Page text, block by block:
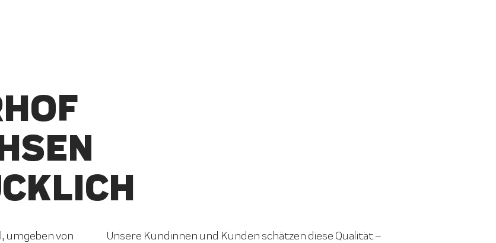
umgeben von
Unsere Kundinnen und Kunden schätzen diese Qualität –